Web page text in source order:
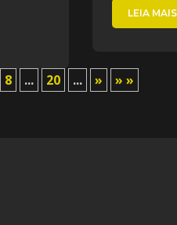
LEIA
8 ... 20 ... » » »